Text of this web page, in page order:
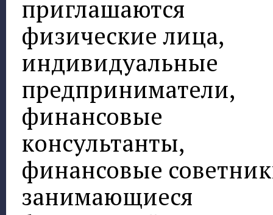
приглашаются
физические лица,
индивидуальные
предприниматели,
финансовые
консультанты,
финансовые
занимающиеся